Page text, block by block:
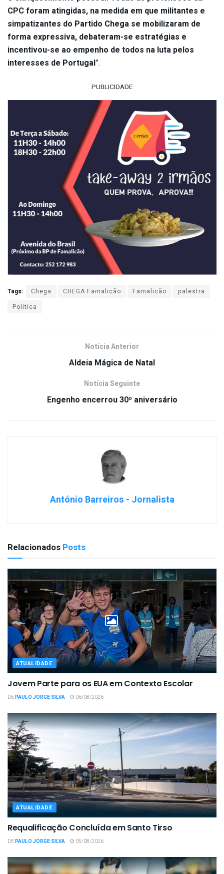
CPC foram atingidas, na medida em que militantes e
simpatizantes do Partido Chega se mobilizaram de
forma expressiva, debateram-se estratégias e
incentivou-se ao empenho de todos na luta pelos
interesses de Portugal”.
PUBLICIDADE
Tags: Chega CHEGA Famalicão Famalicão
palestra
Politica
Notícia Anterior
Aldeia Mágica de Natal
Notícia Seguinte
Engenho encerrou 30º aniversário
António Barreiros - Jornalista
Relacionados Posts
ATUALIDADE
Jovem Parte para os EUA em Contexto Escolar
DEPAULO JORGE SILVA 06/08/2026
ATUALIDADE
Requalificação Concluída em Santo Tirso
DEPAULO JORGE SILVA 05/08/2026